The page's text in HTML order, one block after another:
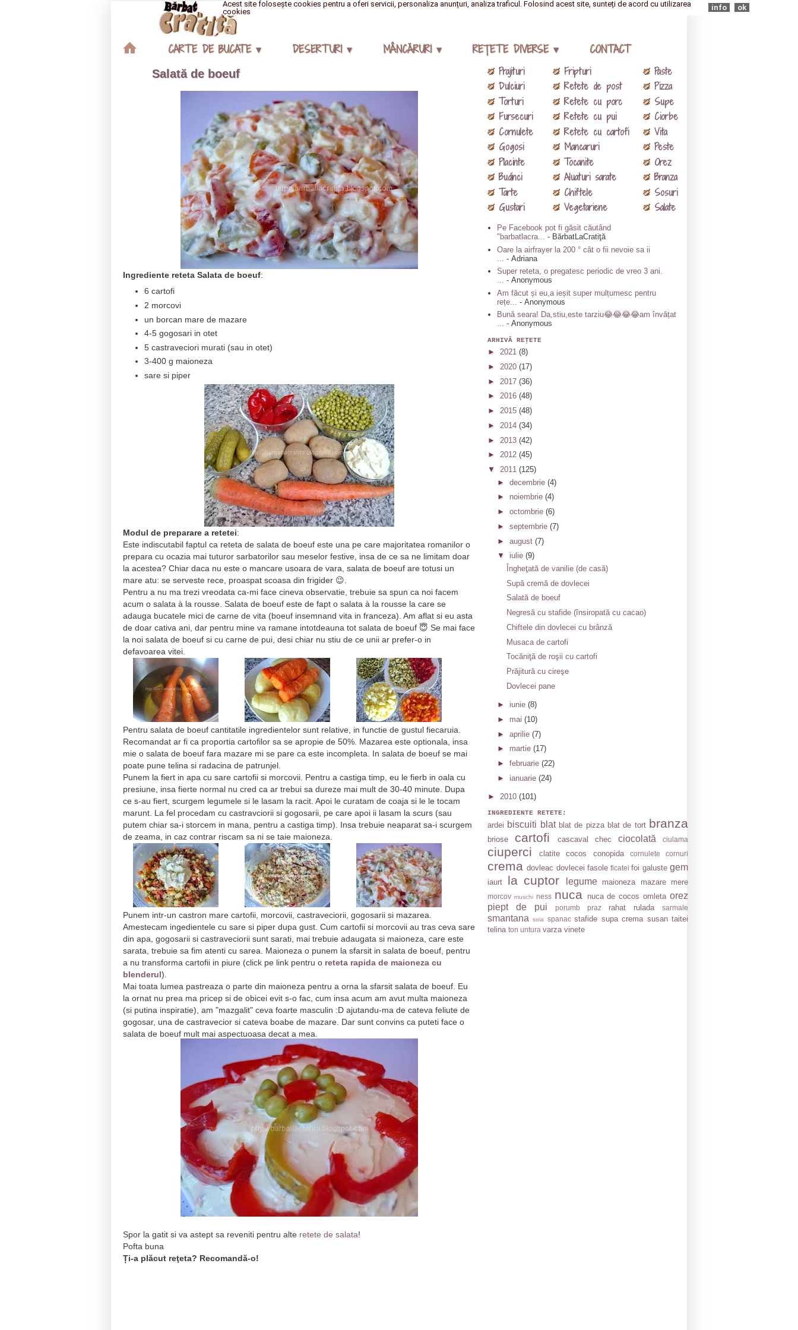
CARTE DE BUCATE ▾ DESERTURI ▾ MÂNCĂRURI ▾ REŢETE DIVERSE ▾ CONTACT
Salată de boeuf
Ingrediente reteta Salata de boeuf:
6 cartofi
2 morcovi
un borcan mare de mazare
4-5 gogosari in otet
5 castraveciori murati (sau in otet)
3-400 g maioneza
sare si piper
Modul de preparare a retetei:
Este indiscutabil faptul ca reteta de salata de boeuf este una pe care majoritatea romanilor o
prepara cu ocazia mai tuturor sarbatorilor sau meselor festive, insa de ce sa ne limitam doar
la acestea? Chiar daca nu este o mancare usoara de vara, salata de boeuf are totusi un
mare atu: se serveste rece, proaspat scoasa din frigider 😉.
Pentru a nu ma trezi vreodata ca-mi face cineva observatie, trebuie sa spun ca noi facem
acum o salata à la rousse. Salata de boeuf este de fapt o salata à la rousse la care se
adauga bucatele mici de carne de vita (boeuf insemnand vita in franceza). Am aflat si eu asta
de doar cativa ani, dar pentru mine va ramane intotdeauna tot salata de boeuf 😇 Se mai face
la noi salata de boeuf si cu carne de pui, desi chiar nu stiu de ce unii ar prefer-o in
defavoarea vitei.
Pentru salata de boeuf cantitatile ingredientelor sunt relative, in functie de gustul fiecaruia.
Recomandat ar fi ca proportia cartofilor sa se apropie de 50%. Mazarea este optionala, insa
mie o salata de boeuf fara mazare mi se pare ca este incompleta. In salata de boeuf se mai
poate pune telina si radacina de patrunjel.
Punem la fiert in apa cu sare cartofii si morcovii. Pentru a castiga timp, eu le fierb in oala cu
presiune, insa fierte normal nu cred ca ar trebui sa dureze mai mult de 30-40 minute. Dupa
ce s-au fiert, scurgem legumele si le lasam la racit. Apoi le curatam de coaja si le le tocam
marunt. La fel procedam cu castravciorii si gogosarii, pe care apoi ii lasam la scurs (sau
putem chiar sa-i storcem in mana, pentru a castiga timp). Insa trebuie neaparat sa-i scurgem
de zeama, in caz contrar riscam sa ni se taie maioneza.
Punem intr-un castron mare cartofii, morcovii, castraveciorii, gogosarii si mazarea.
Amestecam ingedientele cu sare si piper dupa gust. Cum cartofii si morcovii au tras ceva sare
din apa, gogosarii si castraveciorii sunt sarati, mai trebuie adaugata si maioneza, care este
sarata, trebuie sa fim atenti cu sarea. Maioneza o punem la sfarsit in salata de boeuf, pentru
a nu transforma cartofii in piure (click pe link pentru o reteta rapida de maioneza cu
blenderul).
Mai toata lumea pastreaza o parte din maioneza pentru a orna la sfarsit salata de boeuf. Eu
la ornat nu prea ma pricep si de obicei evit s-o fac, cum insa acum am avut multa maioneza
(si putina inspiratie), am "mazgalit" ceva foarte masculin :D ajutandu-ma de cateva feliute de
gogosar, una de castravecior si cateva boabe de mazare. Dar sunt convins ca puteti face o
salata de boeuf mult mai aspectuoasa decat a mea.
Spor la gatit si va astept sa reveniti pentru alte retete de salata!
Pofta buna
Ți-a plăcut reţeta? Recomandă-o!
Prajituri
Dulciuri
Torturi
Fursecuri
Cornulete
Gogosi
Placinte
Budinci
Tarte
Gustari
Fripturi
Retete de post
Retete cu porc
Retete cu pui
Retete cu cartofi
Mancaruri
Tocanite
Aluaturi sarate
Chiftele
Vegetariene
Paste
Pizza
Supe
Ciorbe
Vita
Peste
Orez
Branza
Sosuri
Salate
Pe Facebook pot fi găsit căutând
"barbatlacra... - BărbatLaCratiţă
Oare la airfrayer la 200 ° cât o fii nevoie sa ii
- Adriana
Super reteta, o pregatesc periodic de vreo 3 ani.
... - Anonymous
Am făcut și eu,a ieșit super mulțumesc pentru
rețe...
- Anonymous
Bună seara! Da,stiu,este tarziu😂😂😂😂am învățat
... - Anonymous
ARHIVĂ REŢETE
► 2021 (8)
► 2020 (17)
► 2017 (36)
► 2016 (48)
► 2015 (48)
► 2014 (34)
► 2013 (42)
► 2012 (45)
▼ 2011 (125)
► decembrie (4)
► noiembrie (4)
► octombrie (6)
► septembrie (7)
► august (7)
▼ iulie (9)
Îngheţată de vanilie (de casă)
Supă cremă de dovlecei
Salată de boeuf
Negresă cu stafide (însiropată cu cacao)
Chiftele din dovlecei cu brânză
Musaca de cartofi
Tocăniţă de roşii cu cartofi
Prăjitură cu cireşe
Dovlecei pane
► iunie (8)
► mai (10)
► aprilie (7)
► martie (17)
► februarie (22)
► ianuarie (24)
► 2010 (101)
INGREDIENTE RETETE:
ardei biscuiti blat blat de pizza blat de tort branza
briose cartofi cascaval chec ciocolată ciulama
ciuperci clatite cocos conopida cornulete cornuri
crema dovleac dovlecei fasole ficatei foi galuste gem
iaurt la cuptor legume maioneza mazare mere
morcov muschi ness nuca nuca de cocos omleta orez
piept de pui
porumb praz rahat rulada sarmale
smantana soia spanac stafide supa crema susan taitei
telina ton untura varza vinete
Acest site folosește cookies pentru a oferi servicii, personaliza anunțuri, analiza traficul. Folosind acest site, sunteți de acord cu utilizarea
cookies
info ok